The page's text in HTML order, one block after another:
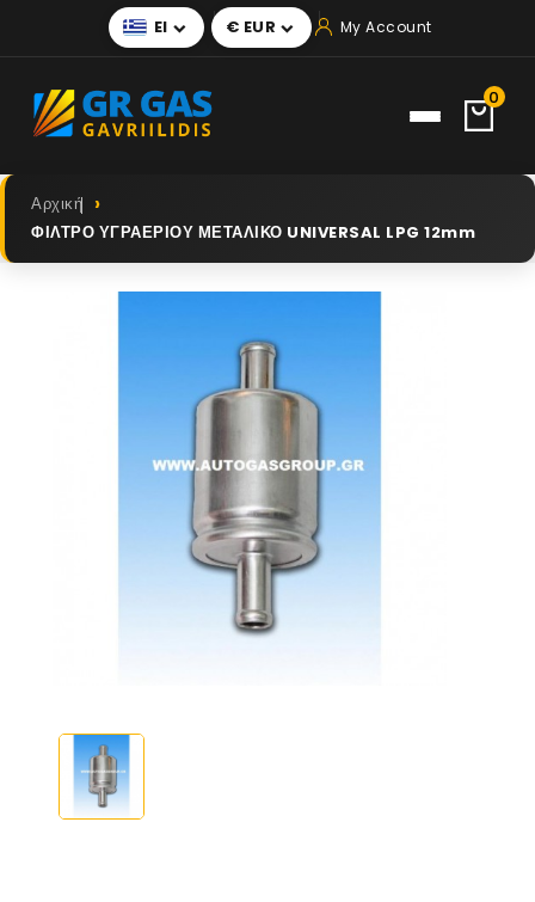
El  € EUR  My Account
0
Αρχική
ΦΙΛΤΡΟ ΥΓΡΑΕΡΙΟΥ ΜΕΤΑΛΙΚΟ UNIVERSAL LPG 12mm